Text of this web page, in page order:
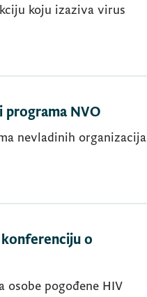
koju izaziva virus
programa NVO
nevladinih organizacija
o
osobe pogođene HIV